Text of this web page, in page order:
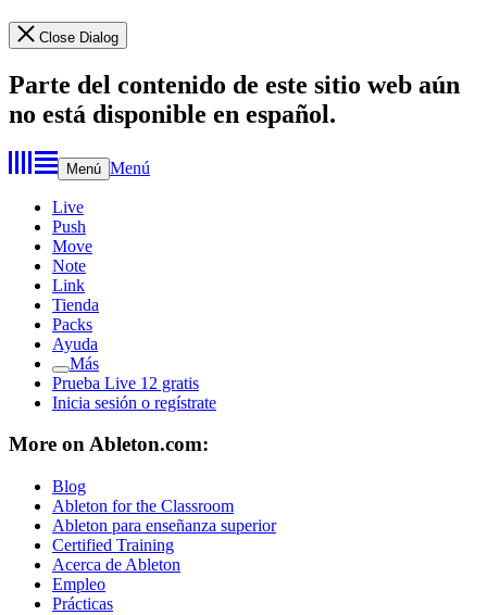
Close Dialog
Parte del contenido de este sitio web aún
no está disponible en español.
Menú Menú
Live
Push
Move
Note
Link
Tienda
Packs
Ayuda
Más
Prueba Live 12 gratis
Inicia sesión o regístrate
More on Ableton.com:
Blog
Ableton for the Classroom
Ableton para enseñanza superior
Certified Training
Acerca de Ableton
Empleo
Prácticas